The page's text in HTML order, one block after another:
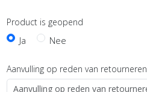
Product is geopend
Ja Nee
Aanvulling op reden van retourneren